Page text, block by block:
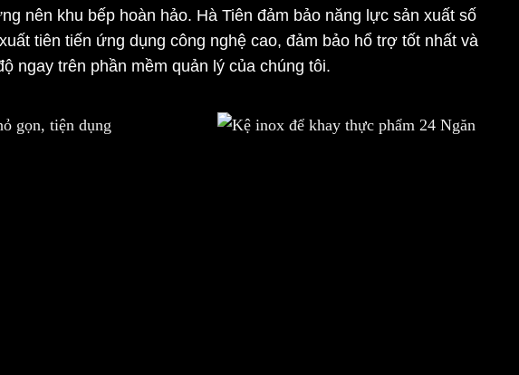
nên khu bếp hoàn hảo. Hà Tiên đảm bảo năng lực sản xuất số
tiên tiến ứng dụng công nghệ cao, đảm bảo hổ trợ tốt nhất và
ngay trên phần mềm quản lý của chúng tôi.